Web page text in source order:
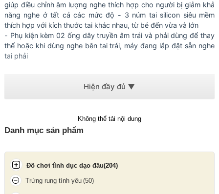
giúp điều chỉnh âm lượng nghe thích hợp cho người bị giảm khả
năng nghe ở tất cả các mức độ - 3 núm tai silicon siêu mềm
thích hợp với kích thước tai khác nhau, từ bé đến vừa và lớn
- Phụ kiện kèm 02 ống dây truyền âm trái và phải dùng để thay
thế hoặc khi dùng nghe bên tai trái, máy đang lắp đặt sẵn nghe
tai phải
Update gần nhất lúc 02:00:11 06/08/2026
Không thể tải nội dung
Danh mục sản phẩm
Đồ chơi tình dục dạo đầu(204)
Trứng rung tình yêu (50)